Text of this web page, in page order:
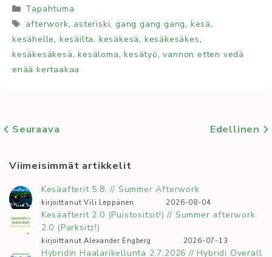
Kategoriat
Tapahtuma
Avainsanat
afterwork, asteriski,gang gang gang, kesä,
kesähelle, kesäilta, kesäkesä, kesäkesäkes,
kesäkesäkesä,kesäloma,kesätyö,vannon etten vedä
enää kertaakaa
Seuraava Edellinen
Viimeisimmät artikkelit
Kesäafterit 5.8. // Summer Afterwork
kirjoittanut Vili Leppänen 2026-08-04
Kesäafterit 2.0 (Puistositsit!) // Summer afterwork
2.0 (Parksitz!)
kirjoittanut Alexander Engberg 2026-07-13
Hybridin Haalarikellunta 2.7.2026 // Hybridi Overall